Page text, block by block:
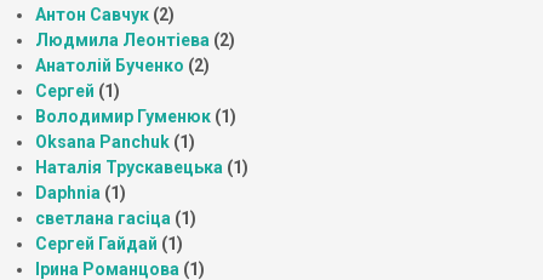
Антон Савчук (2)
Людмила Леонтіева (2)
Анатолій Бученко (2)
Сергей (1)
Володимир Гуменюк (1)
Oksana Panchuk (1)
Наталія Трускавецька (1)
Daphnia (1)
светлана гасіца (1)
Сергей Гайдай (1)
Ірина Романцова (1)